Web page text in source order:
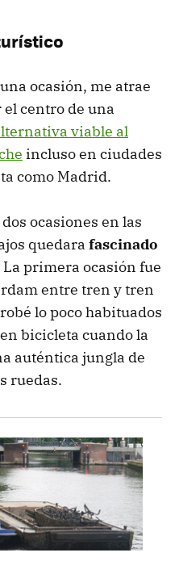
ocasión, me atrae
el centro de una
viable al
incluso en ciudades
como Madrid.
ocasiones en las
quedara fascinado
La primera ocasión fue
entre tren y tren
lo poco habituados
bicicleta cuando la
auténtica jungla de
ruedas.